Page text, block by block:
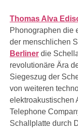
Thomas Alva
Phonographen die
der menschlichen
Berliner die
revolutionäre Ära
Siegeszug der
von weiteren
elektroakustischen
Telephone
Schallplatte durch